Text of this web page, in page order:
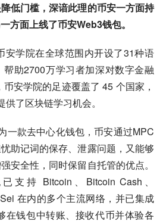
低门槛，深谙此理的币安一方面持
方面上线了币安Web3钱包。
安学院在全球范围内开设了31种语
助2700万学习者加深对数字金融
安学院的足迹覆盖了 45 个国家，
了区块链学习机会。
一款去中心化钱包，币安通过MPC
助记词的保存、泄露问题，又能够
安全性，同时保留自托管的优点。
支持 Bitcoin、Bitcoin Cash、
在内的多个主流网络，并已集成
在钱包中转账、接收代币并体验各